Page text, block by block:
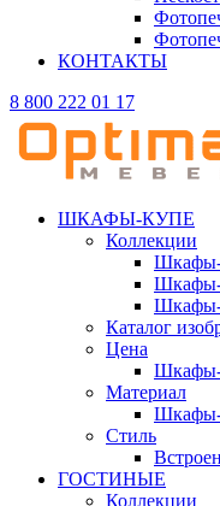
КОНТАКТЫ
8 800 222 01 17
ШКАФЫ-КУПЕ
Коллекции
Шкафы-
Шкафы-
Шкафы-
Каталог
Цена
Шкафы-
Материал
Шкафы-
Стиль
ГОСТИНЫЕ
Коллекции